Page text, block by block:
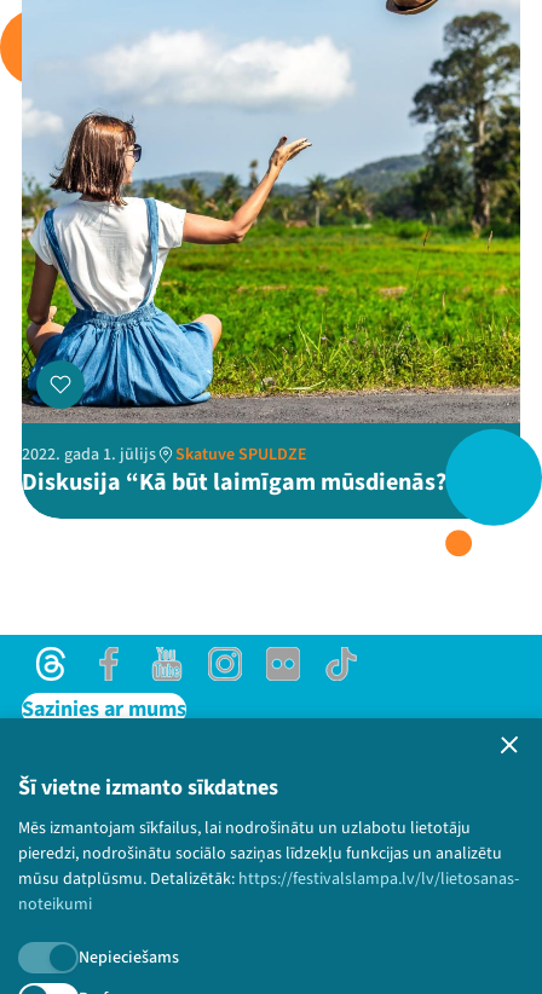
Šī vietne izmanto sīkdatnes
Mēs izmantojam sīkfailus, lai nodrošinātu un uzlabotu lietotāju
pieredzi, nodrošinātu sociālo saziņas līdzekļu funkcijas un analizētu
mūsu datplūsmu. Detalizētāk: https://festivalslampa.lv/lv/lietosanas-
noteikumi
Nepieciešams
Jaunumi
Ziedo
Veikals
Kontakti
ThreadsFacebookYoutube
X Instagram
Flick TikTok
2022. gada 1. jūlijs Skatuve SPULDZE
Diskusija “Kā būt laimīgam mūsdienās?”
ThreadsFacebookYoutubeInstagram
Flick TikTok
Sazinies ar mums
Lietošanas noteikumi un sīkdatņu politika
Bērnu aizsardzības politika
© 2026 Sarunu festivāls LAMPA Visas tiesības
paturētas.